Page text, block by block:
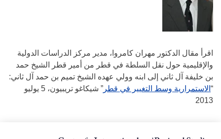
اقرأ مقال الدكتور مهران كامروا، مدير مركز الدراسات الدولية
والإقليمية حول نقل السلطة في قطر من أمير قطر الشيخ حمد
بن خليفة آل ثاني إلى ابنه وولي عهده الشيخ تميم بن حمد آل ثاني:
“ الاستمرارية وسط التغيير في قطر
” شيكاغو تريبيون، 5 يوليو
2013